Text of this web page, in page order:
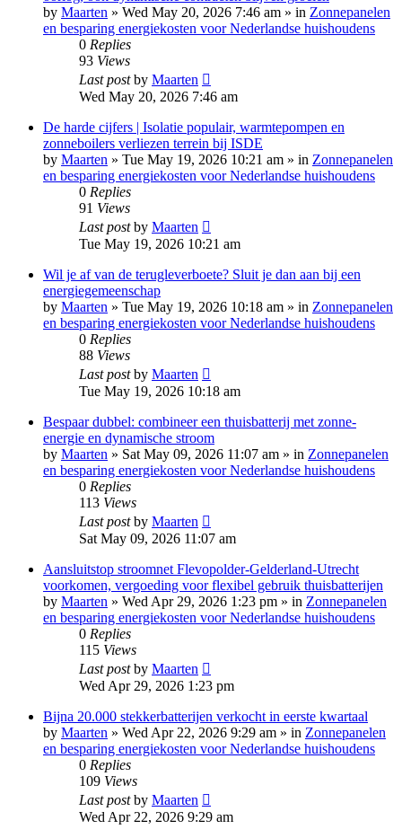
by Maarten » Wed May 20, 2026 7:46 am » in Zonnepanelen
en besparing energiekosten voor Nederlandse huishoudens
0 Replies
93 Views
Last postby Maarten
Wed May 20, 2026 7:46 am
De harde cijfers | Isolatie populair, warmtepompen en
zonneboilers verliezen terrein bij ISDE
by Maarten » Tue May 19, 2026 10:21 am » in Zonnepanelen
en besparing energiekosten voor Nederlandse huishoudens
0 Replies
91 Views
Last postby Maarten
Tue May 19, 2026 10:21 am
Wil je af van de terugleverboete? Sluit je dan aan bij een
energiegemeenschap
by Maarten » Tue May 19, 2026 10:18 am » in Zonnepanelen
en besparing energiekosten voor Nederlandse huishoudens
0 Replies
88 Views
Last postby Maarten
Tue May 19, 2026 10:18 am
Bespaar dubbel: combineer een thuisbatterij met zonne-
energie en dynamische stroom
by Maarten » Sat May 09, 2026 11:07 am » in Zonnepanelen
en besparing energiekosten voor Nederlandse huishoudens
0 Replies
113 Views
Last postby Maarten
Sat May 09, 2026 11:07 am
Aansluitstop stroomnet Flevopolder-Gelderland-Utrecht
voorkomen, vergoeding voor flexibel gebruik thuisbatterijen
by Maarten » Wed Apr 29, 2026 1:23 pm » in Zonnepanelen
en besparing energiekosten voor Nederlandse huishoudens
0 Replies
115 Views
Last postby Maarten
Wed Apr 29, 2026 1:23 pm
Bijna 20.000 stekkerbatterijen verkocht in eerste kwartaal
by Maarten » Wed Apr 22, 2026 9:29 am » in Zonnepanelen
en besparing energiekosten voor Nederlandse huishoudens
0 Replies
109 Views
Last postby Maarten
Wed Apr 22, 2026 9:29 am